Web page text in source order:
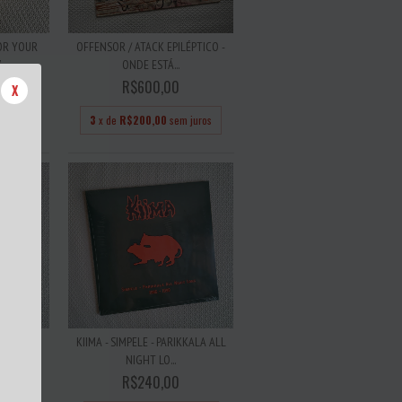
X
YOUR
OFFENSOR / ATACK EPILÉPTICO -
ONDE ESTÁ...
R$600,00
3 x de R$200,00 sem juros
-
KIIMA - SIMPELE - PARIKKALA ALL
NIGHT LO...
R$240,00